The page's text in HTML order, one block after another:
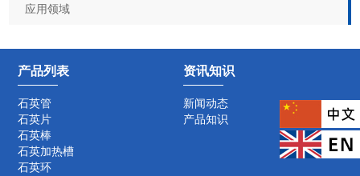
应用领域
产品列表
石英管
石英片
石英棒
石英加热槽
石英环
资讯知识
新闻动态
产品知识